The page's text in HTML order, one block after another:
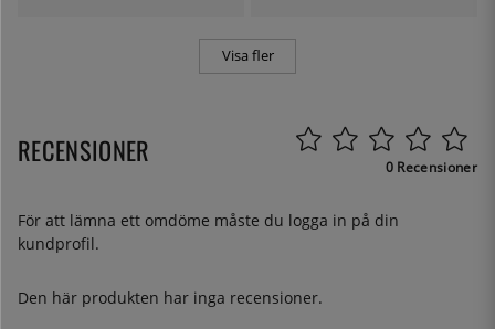
Visa fler
RECENSIONER 0 Recensioner
För att lämna ett omdöme måste du logga in på din
kundprofil.
Den här produkten har inga recensioner.